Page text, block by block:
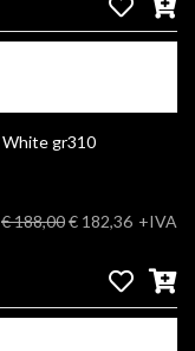
White gr310
€ 188,00€ 182,36 +IVA